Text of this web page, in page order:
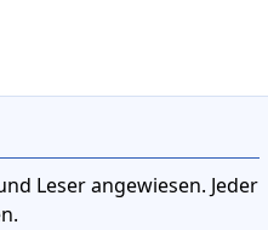
Leser angewiesen. Jeder